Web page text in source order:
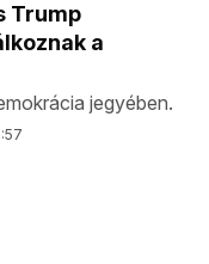
Trump
a
jegyében.